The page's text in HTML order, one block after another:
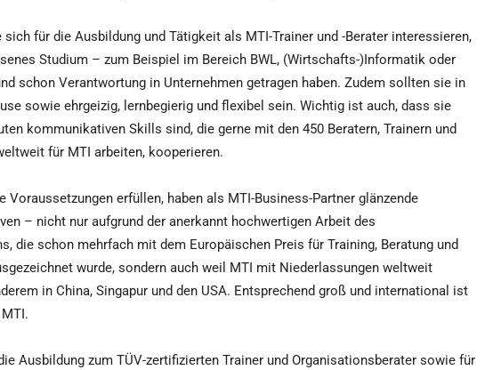
sich für die Ausbildung und Tätigkeit als MTI-Trainer und -Berater interessieren,
Studium – zum Beispiel im Bereich BWL, (Wirtschafts-)Informatik oder
schon Verantwortung in Unternehmen getragen haben. Zudem sollten sie in
sowie ehrgeizig, lernbegierig und flexibel sein. Wichtig ist auch, dass sie
kommunikativen Skills sind, die gerne mit den 450 Beratern, Trainern und
für MTI arbeiten, kooperieren.
Voraussetzungen erfüllen, haben als MTI-Business-Partner glänzende
– nicht nur aufgrund der anerkannt hochwertigen Arbeit des
die schon mehrfach mit dem Europäischen Preis für Training, Beratung und
wurde, sondern auch weil MTI mit Niederlassungen weltweit
in China, Singapur und den USA. Entsprechend groß und international ist
Ausbildung zum TÜV-zertifizierten Trainer und Organisationsberater sowie für